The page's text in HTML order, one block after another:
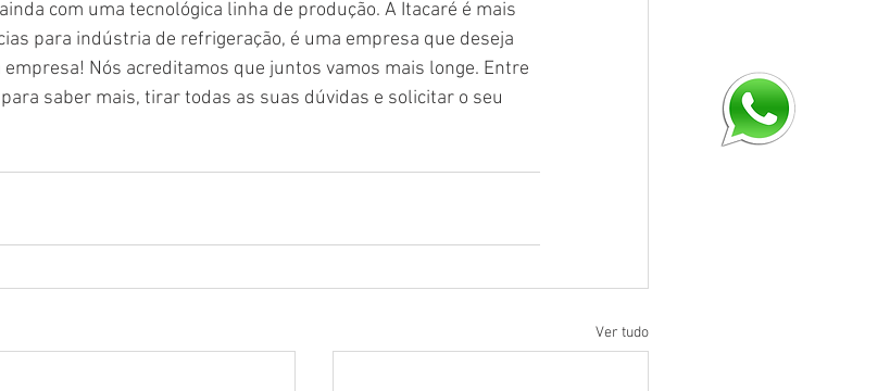
com uma tecnológica linha de produção. A Itacaré é mais
para indústria de refrigeração, é uma empresa que deseja
Nós acreditamos que juntos vamos mais longe. Entre
saber mais, tirar todas as suas dúvidas e solicitar o seu
Ver tudo